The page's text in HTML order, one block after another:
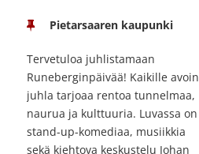
Pietarsaaren kaupunki
Tervetuloa juhlistamaan
Runeberginpäivää! Kaikille avoin
juhla tarjoaa rentoa tunnelmaa,
naurua ja kulttuuria. Luvassa on
stand-up-komediaa, musiikkia
sekä kiehtova keskustelu Johan